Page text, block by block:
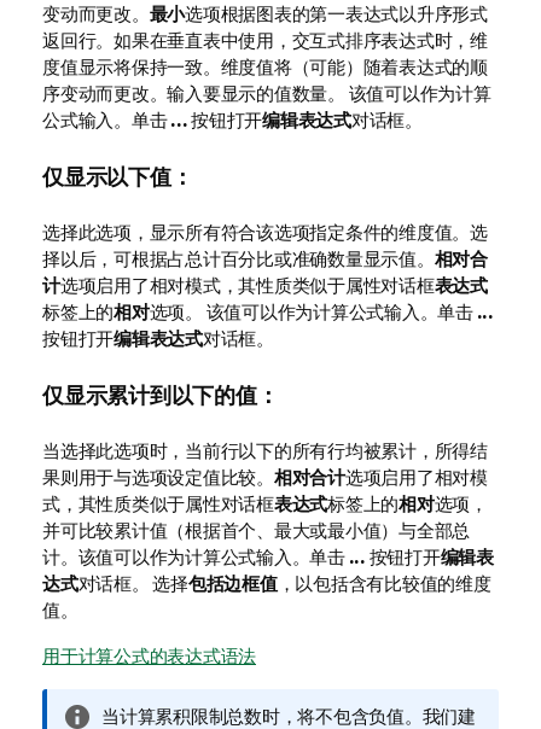
变动而更改。 最小选项根据图表的第一表达式以升序形式
返回行。如果在垂直表中使用，交互式排序表达式时，维
度值显示将保持一致。维度值将（可能）随着表达式的顺
序变动而更改。输入要显示的值数量。 该值可以作为计算
公式输入。单击...按钮打开编辑表达式对话框。
仅显示以下值：
选择此选项，显示所有符合该选项指定条件的维度值。选
择以后，可根据占总计百分比或准确数量显示值。 相对合
计选项启用了相对模式，其性质类似于属性对话框表达式
标签上的相对选项。 该值可以作为计算公式输入。单击 ...
按钮打开编辑表达式对话框。
仅显示累计到以下的值：
当选择此选项时，当前行以下的所有行均被累计，所得结
果则用于与选项设定值比较。 相对合计选项启用了相对模
式，其性质类似于属性对话框表达式标签上的相对选项，
并可比较累计值（根据首个、最大或最小值）与全部总
计。该值可以作为计算公式输入。单击 ... 按钮打开编辑表
达式对话框。 选择包括边框值，以包括含有比较值的维度
值。
用于计算公式的表达式语法
信
当计算累积限制总数时，将不包含负值。我们建